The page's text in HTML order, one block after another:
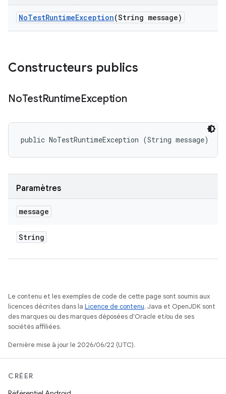
NoTestRuntimeException(String message)
Constructeurs publics
NoTestRuntimeException
public NoTestRuntimeException (String message)
Paramètres
message
String
Le contenu et les exemples de code de cette page sont soumis aux
licences décrites dans la Licence de contenu. Java et OpenJDK sont
des marques ou des marques déposées d'Oracle et/ou de ses
sociétés affiliées.
Dernière mise à jour le 2026/06/22 (UTC).
CRÉER